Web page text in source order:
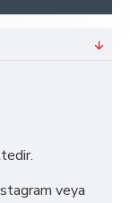
veya